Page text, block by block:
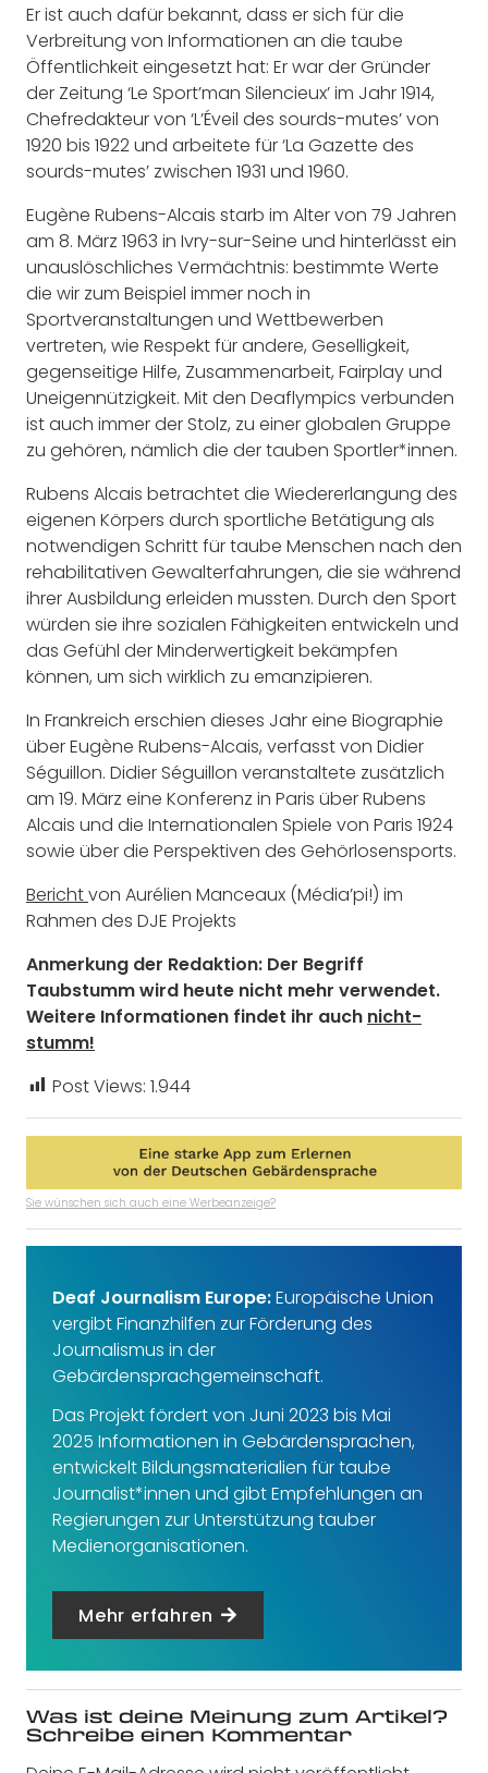
Er ist auch dafür bekannt, dass er sich für die
Verbreitung von Informationen an die taube
Öffentlichkeit eingesetzt hat: Er war der Gründer
der Zeitung ‘Le Sport’man Silencieux’ im Jahr 1914,
Chefredakteur von ‘L’Éveil des sourds-mutes’ von
1920 bis 1922 und arbeitete für ‘La Gazette des
sourds-mutes’ zwischen 1931 und 1960.
Eugène Rubens-Alcais starb im Alter von 79 Jahren
am 8. März 1963 in Ivry-sur-Seine und hinterlässt ein
unauslöschliches Vermächtnis: bestimmte Werte
die wir zum Beispiel immer noch in
Sportveranstaltungen und Wettbewerben
vertreten, wie Respekt für andere, Geselligkeit,
gegenseitige Hilfe, Zusammenarbeit, Fairplay und
Uneigennützigkeit. Mit den Deaflympics verbunden
ist auch immer der Stolz, zu einer globalen Gruppe
zu gehören, nämlich die der tauben Sportler*innen.
Rubens Alcais betrachtet die Wiedererlangung des
eigenen Körpers durch sportliche Betätigung als
notwendigen Schritt für taube Menschen nach den
rehabilitativen Gewalterfahrungen, die sie während
ihrer Ausbildung erleiden mussten. Durch den Sport
würden sie ihre sozialen Fähigkeiten entwickeln und
das Gefühl der Minderwertigkeit bekämpfen
können, um sich wirklich zu emanzipieren.
In Frankreich erschien dieses Jahr eine Biographie
über Eugène Rubens-Alcais, verfasst von Didier
Séguillon. Didier Séguillon veranstaltete zusätzlich
am 19. März eine Konferenz in Paris über Rubens
Alcais und die Internationalen Spiele von Paris 1924
sowie über die Perspektiven des Gehörlosensports.
Berichtvon Aurélien Manceaux (Média’pi!) im
Rahmen des DJE Projekts
Anmerkung der Redaktion: Der Begriff
Taubstumm wird heute nicht mehr verwendet.
Weitere Informationen findet ihr auch nicht-
stumm!
Post Views: 1.944
Sie wünschen sich auch eine Werbeanzeige?
Deaf Journalism Europe:Europäische Union
vergibt Finanzhilfen zur Förderung des
Journalismus in der
Gebärdensprachgemeinschaft.
Das Projekt fördert von Juni 2023 bis Mai
2025 Informationen in Gebärdensprachen,
entwickelt Bildungsmaterialien für taube
Journalist*innen und gibt Empfehlungen an
Regierungen zur Unterstützung tauber
Medienorganisationen.
Mehr erfahren
Was ist deine Meinung zum Artikel?
Schreibe einen Kommentar